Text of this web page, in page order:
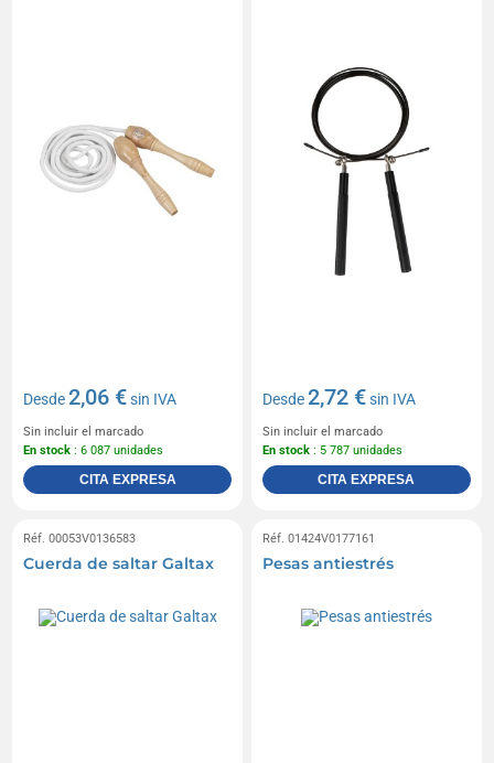
Desde2,06 €sin IVA
Sin incluir el marcado
En stock : 6 087 unidades
CITA EXPRESA
Desde2,72 €sin IVA
Sin incluir el marcado
En stock : 5 787 unidades
CITA EXPRESA
Réf. 00053V0136583
Cuerda de saltar Galtax
Réf. 01424V0177161
Pesas antiestrés